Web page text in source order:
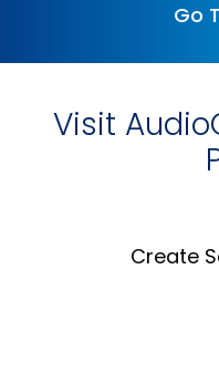
Go
Visit
Create